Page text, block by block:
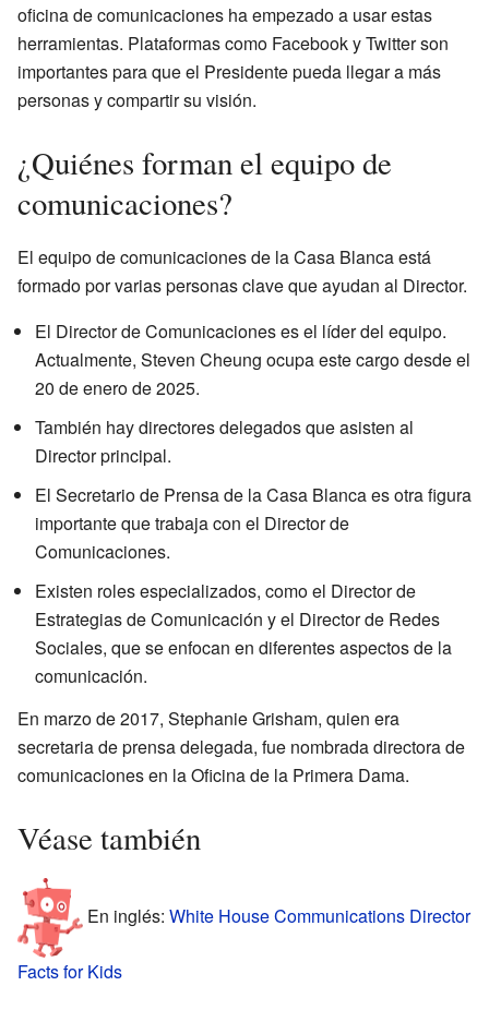
oficina de comunicaciones ha empezado a usar estas
herramientas. Plataformas como Facebook y Twitter son
importantes para que el Presidente pueda llegar a más
personas y compartir su visión.
¿Quiénes forman el equipo de
comunicaciones?
El equipo de comunicaciones de la Casa Blanca está
formado por varias personas clave que ayudan al Director.
El Director de Comunicaciones es el líder del equipo.
Actualmente, Steven Cheung ocupa este cargo desde el
20 de enero de 2025.
También hay directores delegados que asisten al
Director principal.
El Secretario de Prensa de la Casa Blanca es otra figura
importante que trabaja con el Director de
Comunicaciones.
Existen roles especializados, como el Director de
Estrategias de Comunicación y el Director de Redes
Sociales, que se enfocan en diferentes aspectos de la
comunicación.
En marzo de 2017, Stephanie Grisham, quien era
secretaria de prensa delegada, fue nombrada directora de
comunicaciones en la Oficina de la Primera Dama.
Véase también
En inglés: White House Communications Director
Facts for Kids